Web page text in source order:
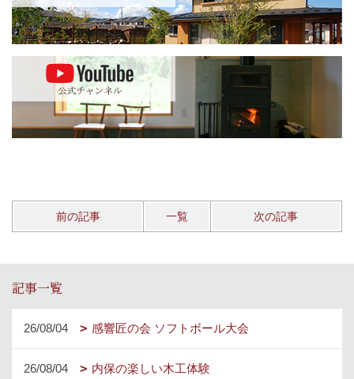
前の記事 一覧 次の記事
記事一覧
26/08/04 感響匠の会 ソフトボール大会
26/08/04 内保の楽しい木工体験